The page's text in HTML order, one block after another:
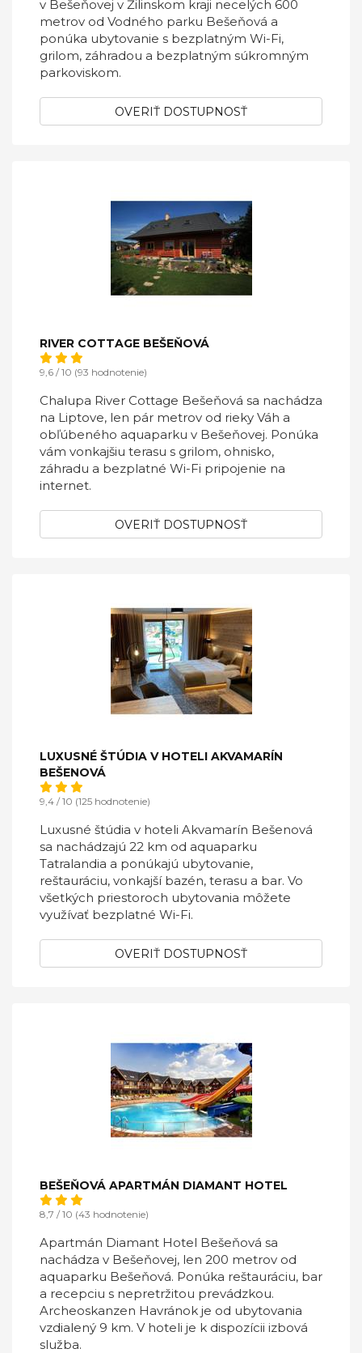
v Bešeňovej v Žilinskom kraji necelých 600
metrov od Vodného parku Bešeňová a
ponúka ubytovanie s bezplatným Wi-Fi,
grilom, záhradou a bezplatným súkromným
parkoviskom.
OVERIŤ DOSTUPNOSŤ
RIVER COTTAGE BEŠEŇOVÁ
9,6 / 10 (93 hodnotenie)
Chalupa River Cottage Bešeňová sa nachádza
na Liptove, len pár metrov od rieky Váh a
obľúbeného aquaparku v Bešeňovej. Ponúka
vám vonkajšiu terasu s grilom, ohnisko,
záhradu a bezplatné Wi-Fi pripojenie na
internet.
OVERIŤ DOSTUPNOSŤ
LUXUSNÉ ŠTÚDIA V HOTELI AKVAMARÍN
BEŠENOVÁ
9,4 / 10 (125 hodnotenie)
Luxusné štúdia v hoteli Akvamarín Bešenová
sa nachádzajú 22 km od aquaparku
Tatralandia a ponúkajú ubytovanie,
reštauráciu, vonkajší bazén, terasu a bar. Vo
všetkých priestoroch ubytovania môžete
využívať bezplatné Wi-Fi.
OVERIŤ DOSTUPNOSŤ
BEŠEŇOVÁ APARTMÁN DIAMANT HOTEL
8,7 / 10 (43 hodnotenie)
Apartmán Diamant Hotel Bešeňová sa
nachádza v Bešeňovej, len 200 metrov od
aquaparku Bešeňová. Ponúka reštauráciu, bar
a recepciu s nepretržitou prevádzkou.
Archeoskanzen Havránok je od ubytovania
vzdialený 9 km. V hoteli je k dispozícii izbová
služba.